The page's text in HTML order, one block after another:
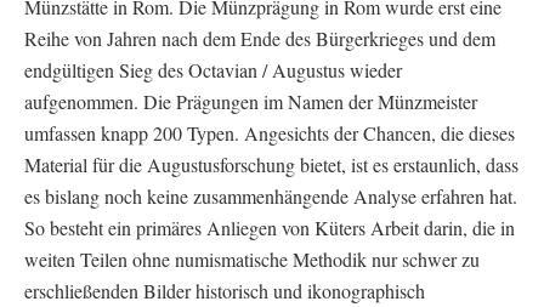
Münzstätte in Rom. Die Münzprägung in Rom wurde erst eine
Reihe von Jahren nach dem Ende des Bürgerkrieges und dem
endgültigen Sieg des Octavian / Augustus wieder
aufgenommen. Die Prägungen im Namen der Münzmeister
umfassen knapp 200 Typen. Angesichts der Chancen, die dieses
Material für die Augustusforschung bietet, ist es erstaunlich, dass
es bislang noch keine zusammenhängende Analyse erfahren hat.
So besteht ein primäres Anliegen von Küters Arbeit darin, die in
weiten Teilen ohne numismatische Methodik nur schwer zu
erschließenden Bilder historisch und ikonographisch